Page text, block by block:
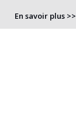
En savoir plus >>